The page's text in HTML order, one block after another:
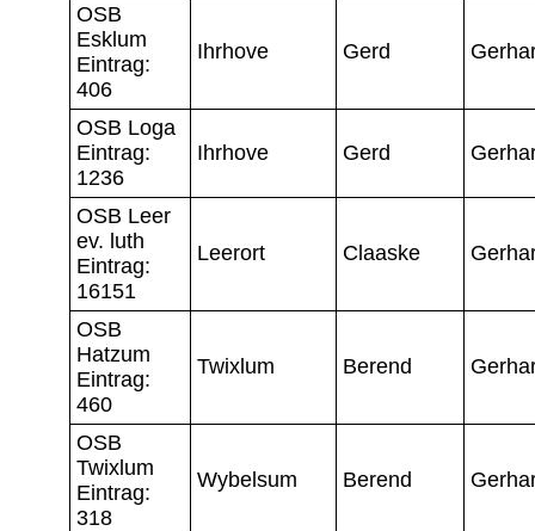
OSB
Esklum
Eintrag:
406
Ihrhove Gerd
OSB Loga
Eintrag:
1236
Ihrhove Gerd
OSB Leer
ev. luth
Eintrag:
16151
Leerort Claaske
OSB
Hatzum
Eintrag:
460
Twixlum Berend
OSB
Twixlum
Eintrag:
318
Wybelsum Berend